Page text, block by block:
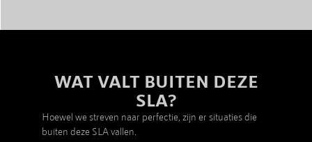
WAT VALT BUITEN DEZE
SLA?
Hoewel we streven naar perfectie, zijn er situaties die
buiten deze SLA vallen.